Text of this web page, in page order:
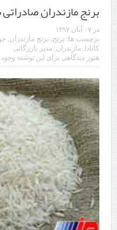
برنج مازندران
در ۰۷ آبان ۱۳۹۷
برچسب ها: برنج, برنج مازندران,
کانادا , مازندران, مدیر بازرگانی
هنوز دیدگاهی برای این نوشته وجود